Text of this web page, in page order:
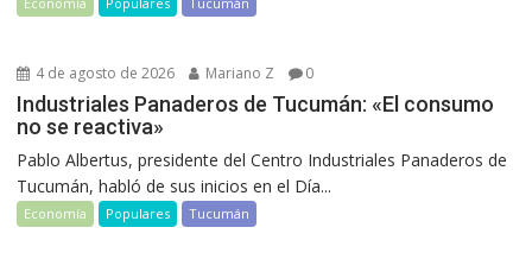
4 de agosto de 2026 Mariano Z 0
Industriales Panaderos de Tucumán: «El consumo
no se reactiva»
Pablo Albertus, presidente del Centro Industriales Panaderos de
Tucumán, habló de sus inicios en el Día...
Economía Populares Tucumán